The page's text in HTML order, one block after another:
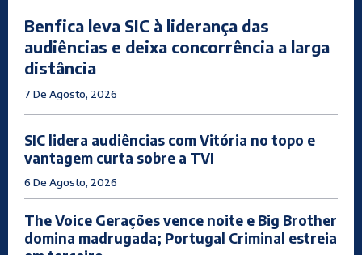
Benfica leva SIC à liderança das
audiências e deixa concorrência a larga
distância
7 De Agosto, 2026
SIC lidera audiências com Vitória no topo e
vantagem curta sobre a TVI
6 De Agosto, 2026
The Voice Gerações vence noite e Big Brother
domina madrugada; Portugal Criminal estreia